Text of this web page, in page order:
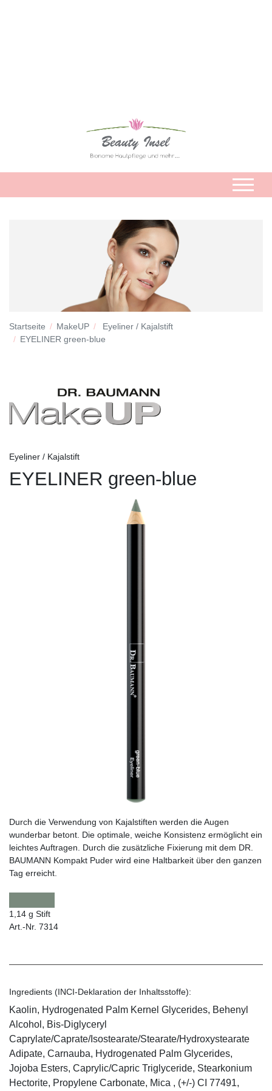
Startseite MakeUP
Eyeliner / Kajalstift
EYELINER green-blue
Eyeliner / Kajalstift
EYELINER green-blue
Durch die Verwendung von Kajalstiften werden die Augen
wunderbar betont. Die optimale, weiche Konsistenz ermöglicht ein
leichtes Auftragen. Durch die zusätzliche Fixierung mit dem DR.
BAUMANN Kompakt Puder wird eine Haltbarkeit über den ganzen
Tag erreicht.
1,14 g Stift
Art.-Nr. 7314
Ingredients (INCI-Deklaration der Inhaltsstoffe):
Kaolin, Hydrogenated Palm Kernel Glycerides, Behenyl
Alcohol, Bis-Diglyceryl
Caprylate/Caprate/Isostearate/Stearate/Hydroxystearate
Adipate, Carnauba, Hydrogenated Palm Glycerides,
Jojoba Esters, Caprylic/Capric Triglyceride, Stearkonium
Hectorite, Propylene Carbonate, Mica , (+/-) CI 77491,